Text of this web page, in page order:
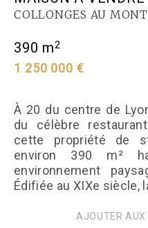
COLLONGES AU
390 m2
1 250 000 €
À 20 du centre de
du célèbre
cette propriété de
environ 390 m²
environnement
Édifiée au XIXe siècle,
AJOUTER AUX